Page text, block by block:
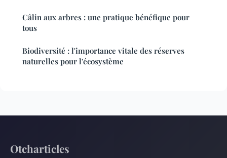
Câlin aux arbres : une pratique bénéfique pour
tous
Biodiversité : l'importance vitale des réserves
naturelles pour l'écosystème
Otcharticles